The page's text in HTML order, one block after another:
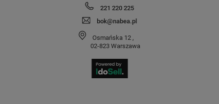
221 220 225
bok@nabea.pl
Osmańska 12 ,
02-823 Warszawa